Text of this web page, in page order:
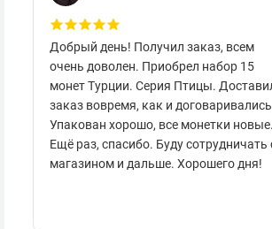
Добрый день! Получил заказ, всем
очень доволен. Приобрел набор 15
монет Турции. Серия Птицы.
заказ вовремя, как и
Упакован хорошо, все монетки новые.
Ещё раз, спасибо. Буду сотрудничать
магазином и дальше. Хорошего дня!